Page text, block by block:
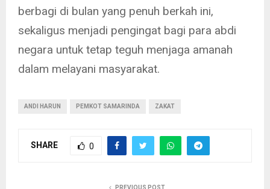
berbagi di bulan yang penuh berkah ini,
sekaligus menjadi pengingat bagi para abdi
negara untuk tetap teguh menjaga amanah
dalam melayani masyarakat.
ANDI HARUN PEMKOT SAMARINDA ZAKAT
SHARE 0